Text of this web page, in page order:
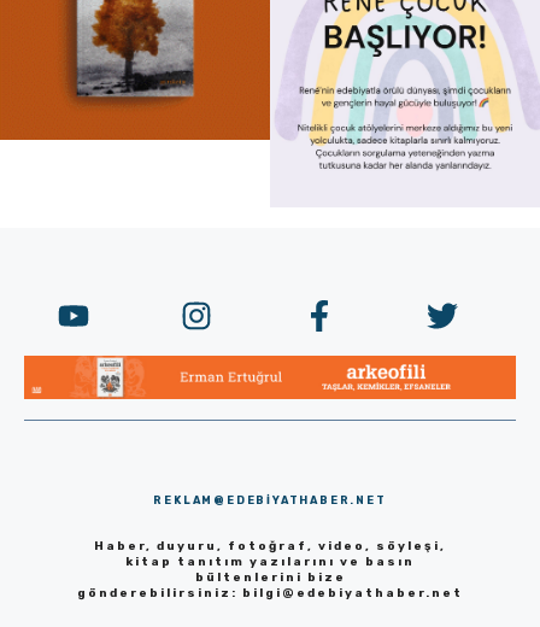
REKLAM@EDEBIYATHABER.NET
Haber, duyuru, fotoğraf, video, söyleşi,
kitap tanıtım yazılarını ve basın
bültenlerini bize
gönderebilirsiniz:
bilgi@edebiyathaber.net